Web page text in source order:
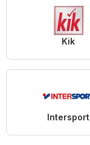
Kik
Intersport